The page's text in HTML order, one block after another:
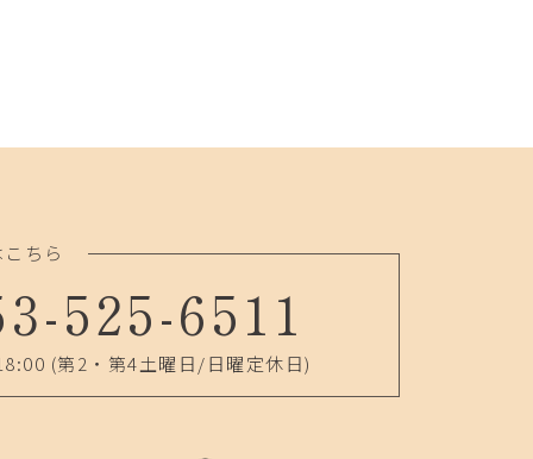
ちら
525-6511
(第2・第4土曜日/日曜定休日)